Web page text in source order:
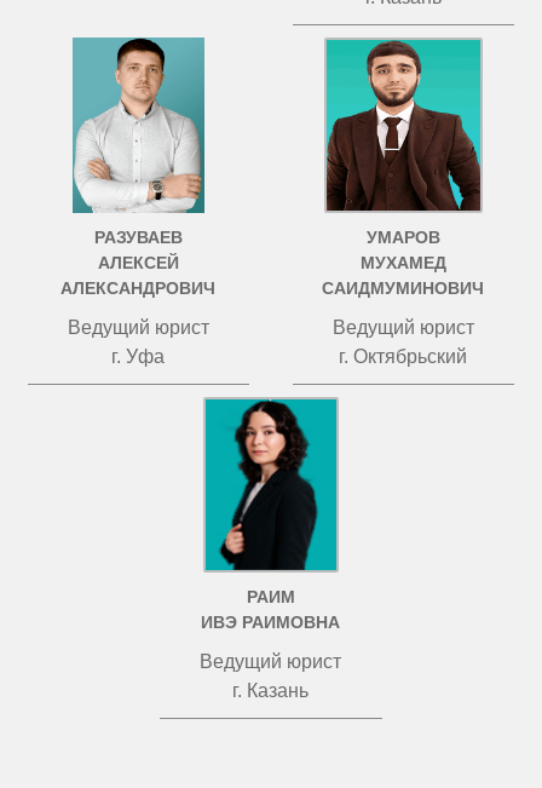
РАЗУВАЕВ
АЛЕКСЕЙ
АЛЕКСАНДРОВИЧ
Ведущий юрист
г. Уфа
УМАРОВ
МУХАМЕД
САИДМУМИНОВИЧ
Ведущий юрист
г. Октябрьский
РАИМ
ИВЭ РАИМОВНА
Ведущий юрист
г. Казань